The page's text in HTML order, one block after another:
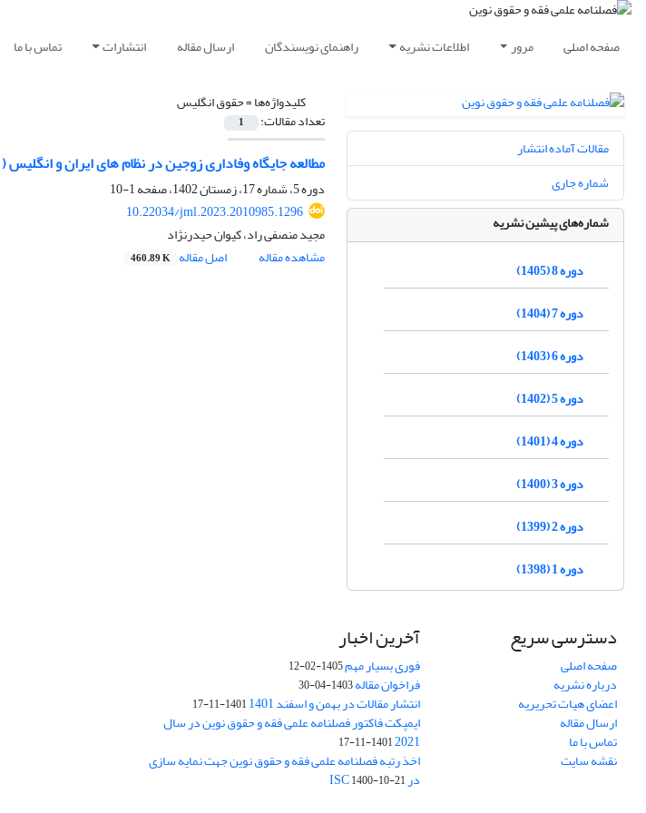
صفحه اصلی مرور اطلاعات نشریه راهنمای نویسندگان ارسال مقاله انتشارات تماس با ما
کلیدواژه‌ها =حقوق انگلیس
تعداد مقالات: 1
مطالعه جایگاه وفاداری زوجین در نظام های ایران و
دوره 5، شماره 17، زمستان 1402، صفحه
1-10
10.22034/jml.2023.2010985.1296
مجید منصفی راد، کیوان حیدرنژاد
مشاهده مقاله
اصل مقاله 460.89 K
مقالات آماده انتشار
شماره جاری
شماره‌های پیشین نشریه
دوره 8 (1405)
دوره 7 (1404)
دوره 6 (1403)
دوره 5 (1402)
دوره 4 (1401)
دوره 3 (1400)
دوره 2 (1399)
دوره 1 (1398)
دسترسی سریع
صفحه اصلی
درباره نشریه
اعضای هیات تحریریه
ارسال مقاله
تماس با ما
نقشه سایت
آخرین اخبار
فوری بسیار مهم1405-02-12
فراخوان مقاله1403-04-30
انتشار مقالات در بهمن و اسفند 1401 1401-11-17
ایمپکت فاکتور فصلنامه علمی فقه و حقوق نوین در سال
2021
1401-11-17
اخذ رتبه فصلنامه علمی فقه و حقوق نوین جهت نمایه سازی
در ISC1400-10-21